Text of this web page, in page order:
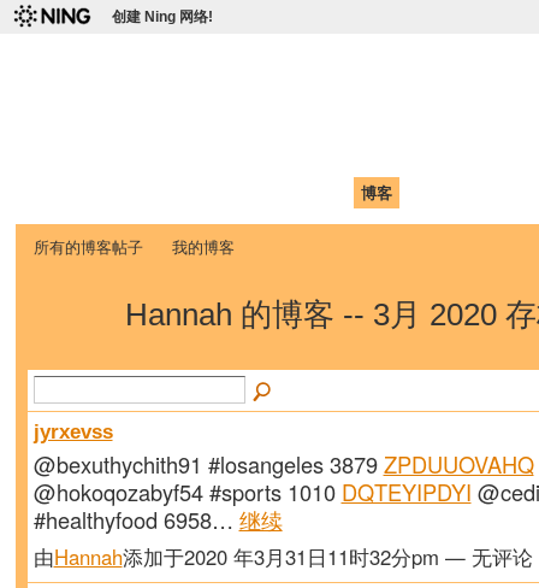
创建 Ning 网络!
博客
所有的博客帖子 我的博客
Hannah 的博客 -- 3月 2020
jyrxevss
@bexuthychith91 #losangeles 3879ZPDUUOVAHQ
@hokoqozabyf54 #sports 1010 DQTEYIPDYI
#healthyfood 6958… 继续
由Hannah添加于2020 年3月31日11时32分pm — 无评论